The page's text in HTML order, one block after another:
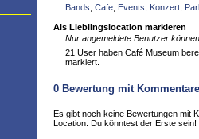
Bands Cafe Events Konzert
Als Lieblingslocation markieren
Nur angemeldete Benutzer
21 User haben Café Museum
markiert.
0 Bewertung mit
Es gibt noch keine Bewertungen mit
Location. Du könntest der Erste sein!